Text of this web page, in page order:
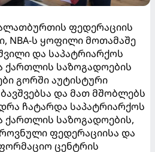
ფედერაციის
NBA-ს ყოფილი მოთამაშე
და საპატრიარქოს
ქართლის საზოგადოების
გორში აუტისტური
და მათ მშობლებს
ჩატარდა საპატრიარქოს
ქართლის საზოგადოების,
ფედერაციისა და
ცენტრის